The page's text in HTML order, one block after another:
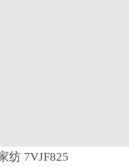
纺 7VJF825